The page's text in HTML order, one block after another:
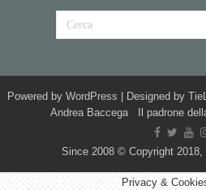
Powered by WordPress | Designed by
Andrea Baccega Il padrone
Since 2008 © Copyright
Privacy &